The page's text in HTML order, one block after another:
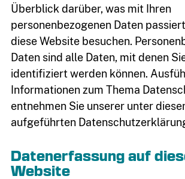
Überblick darüber, was mit Ihren
personenbezogenen Daten
diese Website besuchen.
Daten sind alle Daten, mit denen
identifiziert werden können.
Informationen zum Thema
entnehmen Sie unserer unter
aufgeführten
Datenerfassung auf
Website